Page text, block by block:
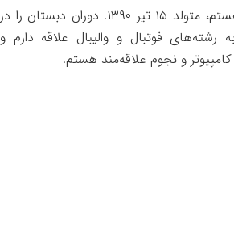
من سید علی سجادیه هستم، متولد ۱۵ تیر ۱۳۹۰. دوران دبستان را در
رشته‌های فوتبال و والیبال علاقه دارم و
و نجوم علاقه‌مند هستم.